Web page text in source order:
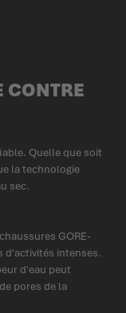
CONTRE
Quelle que soit
la technologie
sec.
GORE-
d'activités intenses.
d'eau peut
pores de la